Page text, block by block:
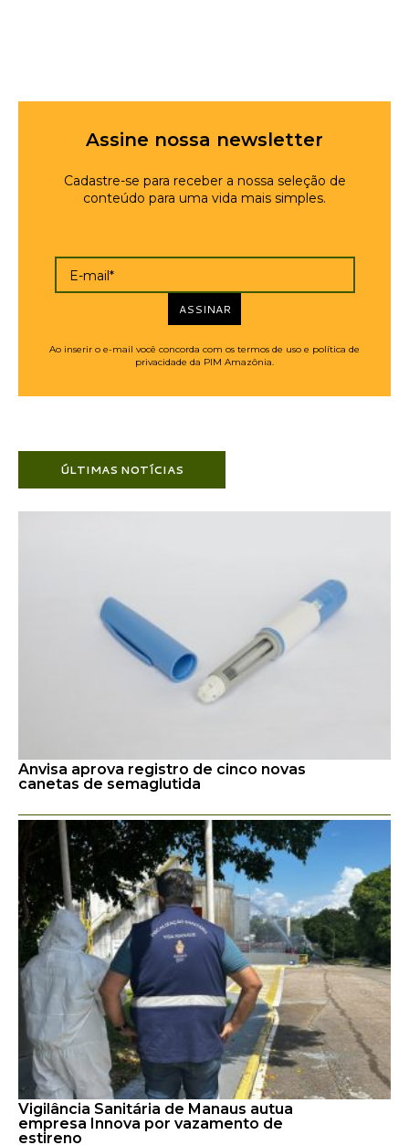
Assine nossa newsletter
Cadastre-se para receber a nossa seleção de
conteúdo para uma vida mais simples.
E-mail*
ASSINAR
Ao inserir o e-mail você concorda com os termos de uso e política de
privacidade da PIM Amazônia.
ÚLTIMAS NOTÍCIAS
Anvisa aprova registro de cinco novas
canetas de semaglutida
Vigilância Sanitária de Manaus autua
empresa Innova por vazamento de
estireno